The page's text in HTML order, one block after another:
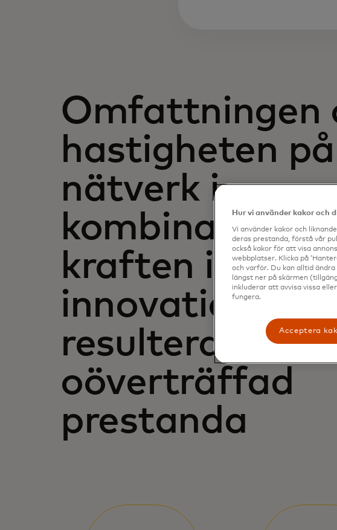
Omfattningen
hastigheten
nätverk i
kombination
kraften i våra
innovationer
resulterar i en
oöverträffad
prestanda
Hur vi använder kakor och
Vi använder kakor och
deras prestanda, förstå vår
också kakor för att visa
webbplatser. Klicka på
och varför. Du kan alltid
längst ner på skärmen
inkluderar att avvisa vissa
fungera.
Acceptera